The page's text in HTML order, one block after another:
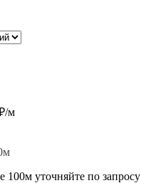
м
100м уточняйте по запросу